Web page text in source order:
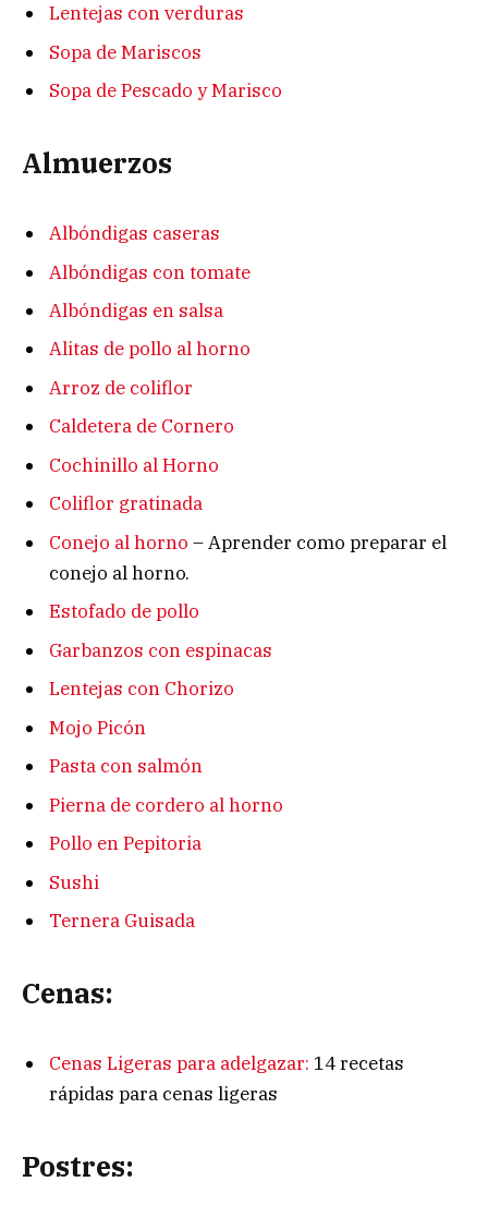
Lentejas con verduras
Sopa de Mariscos
Sopa de Pescado y Marisco
Almuerzos
Albóndigas caseras
Albóndigas con tomate
Albóndigas en salsa
Alitas de pollo al horno
Arroz de coliflor
Caldetera de Cornero
Cochinillo al Horno
Coliflor gratinada
Conejo al horno – Aprender como preparar el
conejo al horno.
Estofado de pollo
Garbanzos con espinacas
Lentejas con Chorizo
Mojo Picón
Pasta con salmón
Pierna de cordero al horno
Pollo en Pepitoria
Sushi
Ternera Guisada
Cenas:
Cenas Ligeras para adelgazar: 14 recetas
rápidas para cenas ligeras
Postres: